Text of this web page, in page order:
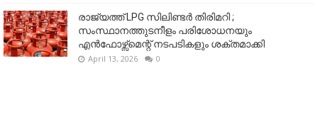
രാജ്യത്ത് LPG സിലിണ്ടർ തിരിമറി ;
സംസ്ഥാനത്തുടനീളം പരിശോധനയും
എൻഫോഴ്സ്മെന്റ് നടപടികളും ശക്തമാക്കി
April 13, 2026 0